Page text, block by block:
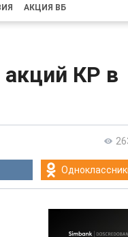
АКЦИЯ ВБ
КР в